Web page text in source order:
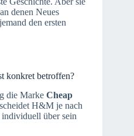
denen Neues
den ersten
konkret betroffen?
die Marke Cheap
H&M je nach
über sein